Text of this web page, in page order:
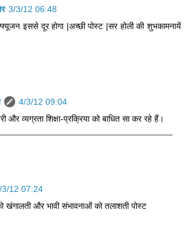
3/3/12 06:48
कन्फ्यूजन इससे दूर होगा |अच्छी पोस्ट |सर होली की शुभकामनायें
4/3/12 09:04
और व्यग्रता शिक्षा-प्रक्रिया को बाधित सा कर रहे हैं।
3/12 07:24
खंगालती और भावी संभावनाओं को तलाशती पोस्ट